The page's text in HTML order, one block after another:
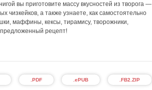
вы приготовите массу вкусностей из творога —
чизкейков, а также узнаете, как самостоятельно
маффины, кексы, тирамису, творожники,
рецепт!
.FB2.ZIP
.ePUB
.PDF